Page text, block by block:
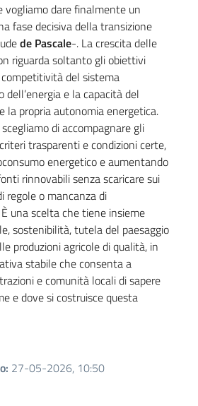
vogliamo dare finalmente un
fase decisiva della transizione
de Pascale-. La crescita delle
riguarda soltanto gli obiettivi
del sistema
e la capacità del
la propria autonomia energetica.
di accompagnare gli
trasparenti e condizioni certe,
energetico e aumentando
rinnovabili senza scaricare sui
regole o mancanza di
una scelta che tiene insieme
sostenibilità, tutela del paesaggio
produzioni agricole di qualità, in
stabile che consenta a
e comunità locali di sapere
e dove si costruisce questa
: 27-05-2026, 10:50